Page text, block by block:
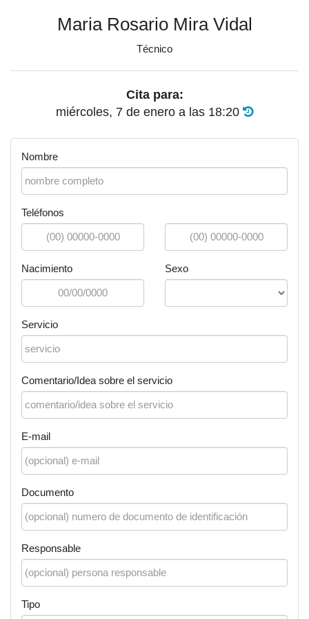
Maria Rosario Mira Vidal
Técnico
Cita para:
miércoles, 7 de enero a las 18:20
Nombre
Teléfonos
Nacimiento Sexo
Servicio
Comentario/Idea sobre el servicio
E-mail
Documento
Responsable
Tipo